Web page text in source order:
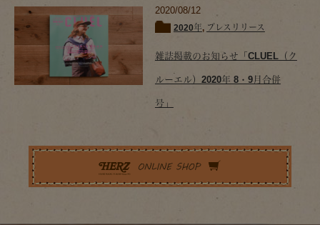
2020/08/12
2020年, プレスリリース
雑誌掲載のお知らせ「CLUEL（ク
ルーエル）2020年 8・9月合併
号」